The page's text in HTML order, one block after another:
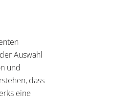
Auswahl
und
dass
eine